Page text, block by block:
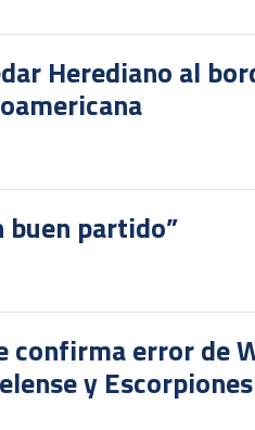
Herediano al
buen partido”
confirma error de
y Escorpiones